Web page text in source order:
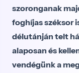
szoronganak
foghíjas széksor
délutánján telt
alaposan és
vendégünk a